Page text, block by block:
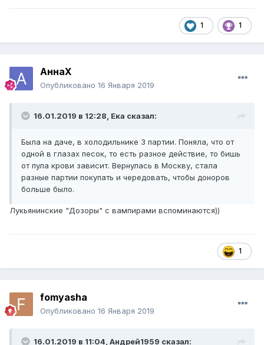
1 1
АннаХ
Опубликовано 16 Января 2019
16.01.2019 в 12:28, Ека сказал:
Была на даче, в холодильнике 3 партии. Поняла, что от
одной в глазах песок, то есть разное действие, то бишь
от пула крови зависит. Вернулась в Москву, стала
разные партии покупать и чередовать, чтобы доноров
больше было.
Лукьянинские "Дозоры" с вампирами вспоминаются))
1
fomyasha
Опубликовано 16 Января 2019
16.01.2019 в 11:04, Андрей1959 сказал: